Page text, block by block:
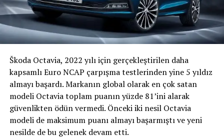
Škoda Octavia, 2022 yılı için gerçekleştirilen daha
kapsamlı Euro NCAP çarpışma testlerinden yine 5 yıldız
almayı başardı. Markanın global olarak en çok satan
modeli Octavia toplam puanın yüzde 81’ini alarak
güvenlikten ödün vermedi. Önceki iki nesil Octavia
modeli de maksimum puanı almayı başarmıştı ve yeni
nesilde de bu gelenek devam etti.